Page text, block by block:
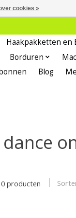
Haakpakketten en
Borduren
Blog
0 producten
cookies »